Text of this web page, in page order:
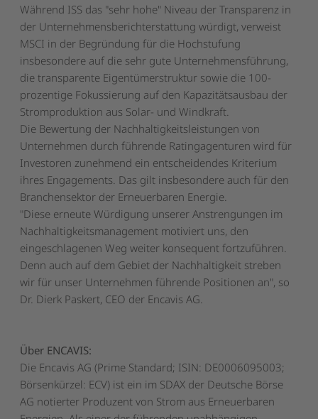
Während ISS das "sehr hohe" Niveau der Transparenz in
der Unternehmensberichterstattung würdigt, verweist
MSCI in der Begründung für die Hochstufung
insbesondere auf die sehr gute Unternehmensführung,
die transparente Eigentümerstruktur sowie die 100-
prozentige Fokussierung auf den Kapazitätsausbau der
Stromproduktion aus Solar- und Windkraft.
Die Bewertung der Nachhaltigkeitsleistungen von
Unternehmen durch führende Ratingagenturen wird für
Investoren zunehmend ein entscheidendes Kriterium
ihres Engagements. Das gilt insbesondere auch für den
Branchensektor der Erneuerbaren Energie.
"Diese erneute Würdigung unserer Anstrengungen im
Nachhaltigkeitsmanagement motiviert uns, den
eingeschlagenen Weg weiter konsequent fortzuführen.
Denn auch auf dem Gebiet der Nachhaltigkeit streben
wir für unser Unternehmen führende Positionen an", so
Dr. Dierk Paskert, CEO der Encavis AG.
Über ENCAVIS:
Die Encavis AG (Prime Standard; ISIN: DE0006095003;
Börsenkürzel: ECV) ist ein im SDAX der Deutsche Börse
AG notierter Produzent von Strom aus Erneuerbaren